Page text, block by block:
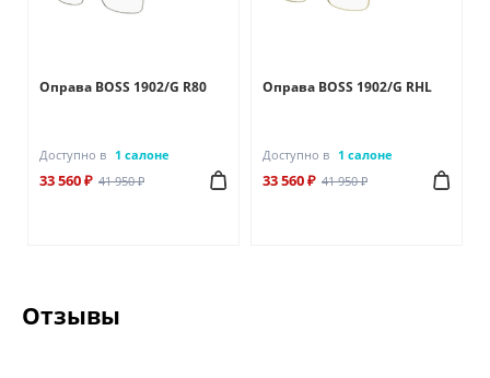
Оправа BOSS 1902/G R80
Доступно в 1 салоне
33 560 ₽ 41 950 ₽
Оправа BOSS 1902/G RHL
Доступно в 1 салоне
33 560 ₽ 41 950 ₽
Отзывы